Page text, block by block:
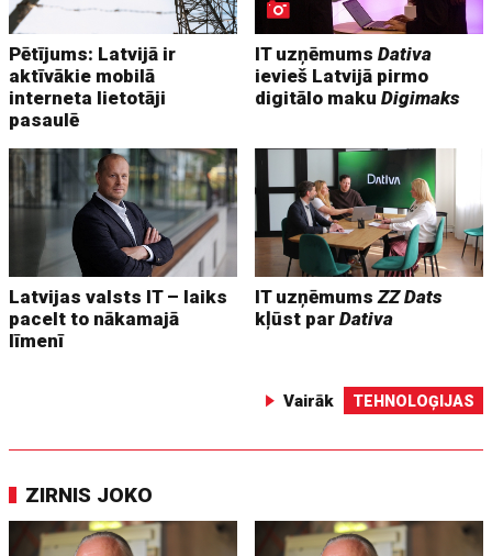
Pētījums: Latvijā ir
aktīvākie mobilā
interneta lietotāji
pasaulē
IT uzņēmumsDativa
ievieš Latvijā pirmo
digitālo makuDigimaks
Latvijas valsts IT – laiks
pacelt to nākamajā
līmenī
IT uzņēmumsZZ Dats
kļūst parDativa
Vairāk TEHNOLOĢIJAS
ZIRNIS JOKO